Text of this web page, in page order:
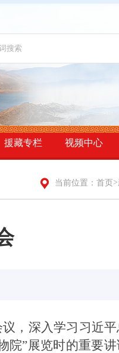
援藏专栏 视频中心
当前位置： 首页 >
，深入学习习近
”展览时的重要讲